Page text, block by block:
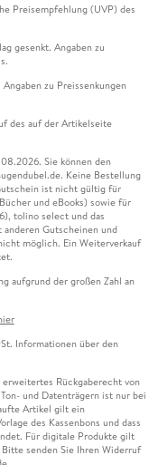
Preisempfehlung (UVP) des
gesenkt. Angaben zu
zu Preissenkungen
des auf der Artikelseite
Sie können den
Keine Bestellung
ist nicht gültig für
und eBooks) sowie für
tolino select und das
Gutscheinen und
möglich. Ein Weiterverkauf
aufgrund der großen Zahl an
Informationen über den
Rückgaberecht von
und Datenträgern ist nur bei
Artikel gilt ein
des Kassenbons und dass
Für digitale Produkte gilt
senden Sie Ihren Widerruf